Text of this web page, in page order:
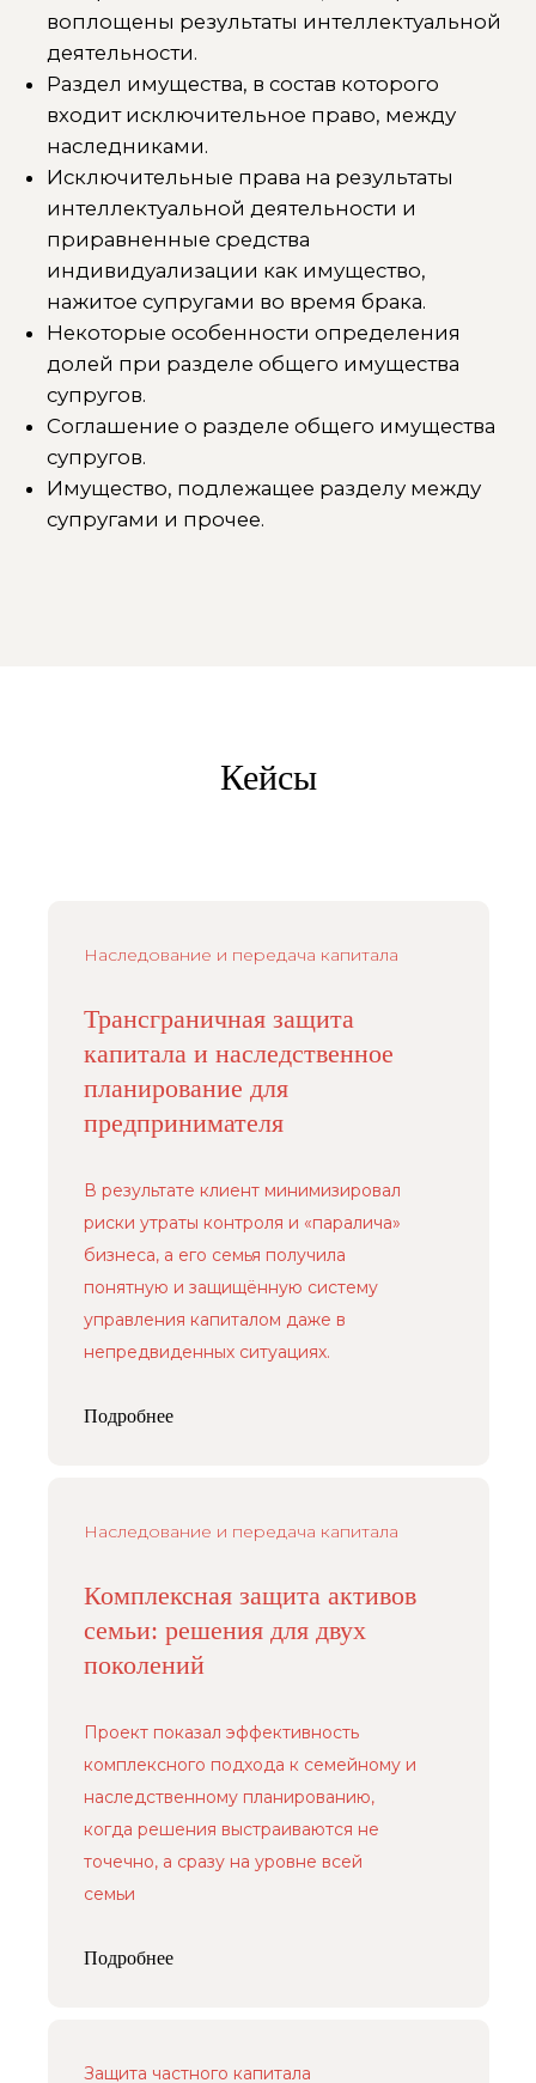
Кейсы
Наследование и передача капитала
Трансграничная защита
капитала и наследственное
планирование для
предпринимателя
В результате клиент минимизировал
риски утраты контроля и «паралича»
бизнеса, а его семья получила
понятную и защищённую систему
управления капиталом даже в
непредвиденных ситуациях.
Подробнее
Наследование и передача капитала
Комплексная защита активов
семьи: решения для двух
поколений
Проект показал эффективность
комплексного подхода к семейному и
наследственному планированию,
когда решения выстраиваются не
точечно, а сразу на уровне всей
семьи
Подробнее
Защита частного капитала